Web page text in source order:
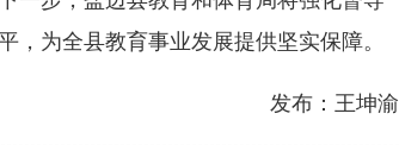
为全县教育事业发展提供坚实保障。
发布：王坤渝